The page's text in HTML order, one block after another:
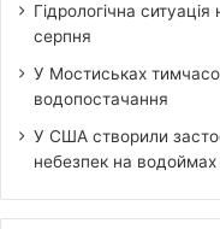
Гідрологічна
серпня
У Мостиськах
водопостачання
У США створили
небезпек на водоймах